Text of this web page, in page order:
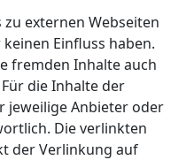
externen Webseiten
Einfluss haben.
fremden Inhalte auch
die Inhalte der
jeweilige Anbieter oder
Die verlinkten
der Verlinkung auf